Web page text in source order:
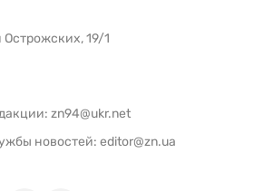
Острожских, 19/1
zn94@ukr.net
новостей: editor@zn.ua